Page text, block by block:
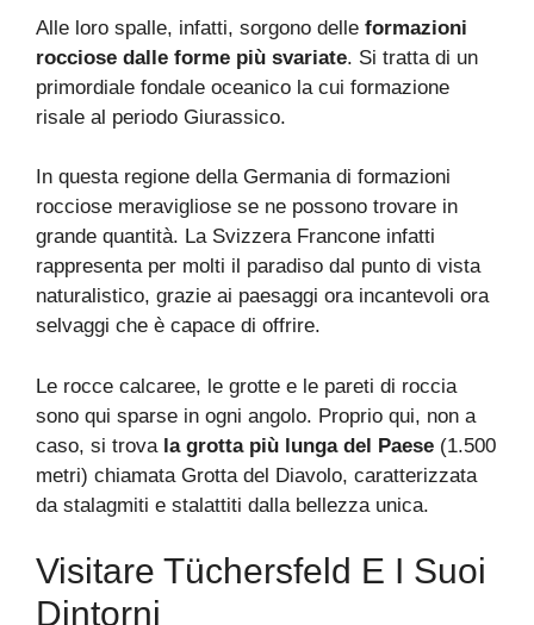
Alle loro spalle, infatti, sorgono delle formazioni
rocciose dalle forme più svariate. Si tratta di un
primordiale fondale oceanico la cui formazione
risale al periodo Giurassico.
In questa regione della Germania di formazioni
rocciose meravigliose se ne possono trovare in
grande quantità. La Svizzera Francone infatti
rappresenta per molti il paradiso dal punto di vista
naturalistico, grazie ai paesaggi ora incantevoli ora
selvaggi che è capace di offrire.
Le rocce calcaree, le grotte e le pareti di roccia
sono qui sparse in ogni angolo. Proprio qui, non a
caso, si trova la grotta più lunga del Paese (1.500
metri) chiamata Grotta del Diavolo, caratterizzata
da stalagmiti e stalattiti dalla bellezza unica.
Visitare Tüchersfeld E I Suoi
Dintorni